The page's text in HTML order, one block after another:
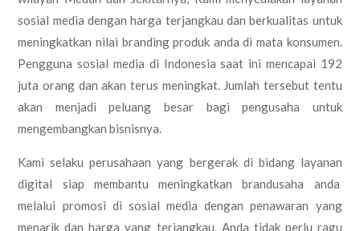
sosial media dengan harga terjangkau dan berkualitas untuk
meningkatkan nilai branding produk anda di mata konsumen.
Pengguna sosial media di Indonesia saat ini mencapai 192
juta orang dan akan terus meningkat. Jumlah tersebut tentu
akan menjadi peluang besar bagi pengusaha untuk
mengembangkan bisnisnya.
Kami selaku perusahaan yang bergerak di bidang layanan
digital siap membantu meningkatkan brandusaha anda
melalui promosi di sosial media dengan penawaran yang
menarik dan harga yang terjangkau. Anda tidak perlu ragu